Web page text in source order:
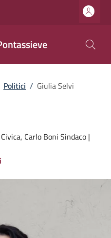
Politici / Giulia Selvi
Carlo Boni Sindaco |